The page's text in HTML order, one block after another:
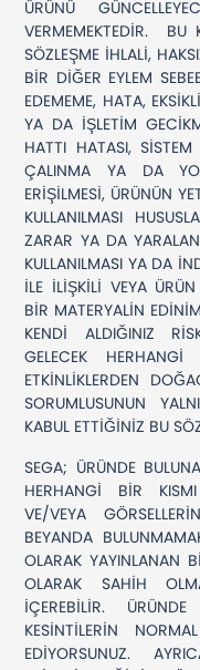
ÜRÜNÜ
VERMEMEKTEDİR. BU
SÖZLEŞME İHLALİ,
BİR DİĞER EYLEM
EDEMEME, HATA,
YA DA İŞLETİM
HATTI HATASI, SİSTEM
ÇALINMA YA DA
ERİŞİLMESİ, ÜRÜNÜN
KULLANILMASI
ZARAR YA DA
KULLANILMASI YA DA
İLE İLİŞKİLİ VEYA
BİR MATERYALİN
KENDİ ALDIĞINIZ
GELECEK
ETKİNLİKLERDEN
SORUMLUSUNUN
KABUL ETTİĞİNİZ BU
SEGA; ÜRÜNDE
HERHANGİ BİR
VE/VEYA
BEYANDA
OLARAK YAYINLANAN
OLARAK SAHİH
İÇEREBİLİR.
KESİNTİLERİN
EDİYORSUNUZ.